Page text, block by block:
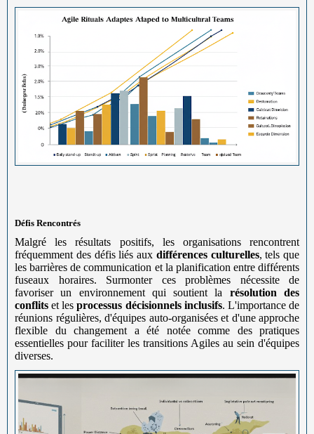
Défis Rencontrés
Malgré les résultats positifs, les organisations rencontrent
fréquemment des défis liés aux différences culturelles, tels que
les barrières de communication et la planification entre différents
fuseaux horaires. Surmonter ces problèmes nécessite de
favoriser un environnement qui soutient la résolution des
conflits et lesprocessus décisionnels inclusifs. L'importance de
réunions régulières, d'équipes auto-organisées et d'une approche
flexible du changement a été notée comme des pratiques
essentielles pour faciliter les transitions Agiles au sein d'équipes
diverses.